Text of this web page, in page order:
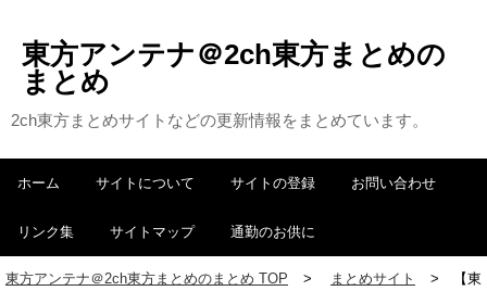
東方アンテナ＠2ch東方まとめの
まとめ
2ch東方まとめサイトなどの更新情報をまとめています。
ホーム サイトについて サイトの登録 お問い合わせ
リンク集 サイトマップ 通勤のお供に
東方アンテナ＠2ch東方まとめのまとめ TOP まとめサイト
【東